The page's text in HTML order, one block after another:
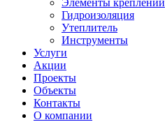
Элементы креплений
Гидроизоляция
Утеплитель
Инструменты
Услуги
Акции
Проекты
Объекты
Контакты
О компании